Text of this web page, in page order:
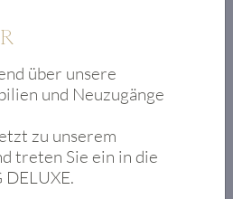
über unsere
und Neuzugänge
zu unserem
treten Sie ein in die